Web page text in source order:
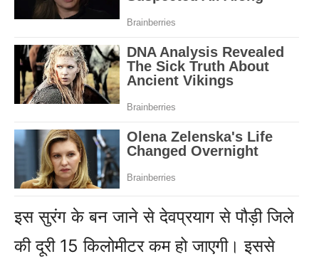
इस सुरंग के बन जाने से देवप्रयाग से पौड़ी जिले
की दूरी 15 किलोमीटर कम हो जाएगी। इससे